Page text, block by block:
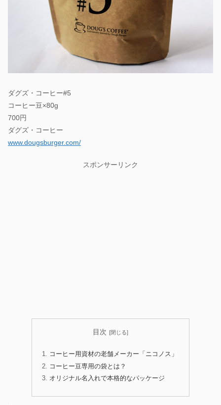
ダグズ・コーヒー#5
コーヒー豆×80g
700円
ダグズ・コーヒー
www.dougsburger.com/
スポンサーリンク
目次
コーヒー用資材の老舗メーカー「ニコノス」
コーヒー豆専用の袋とは？
オリジナル名入れで本格的なパッケージ